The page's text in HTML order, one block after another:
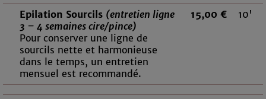
Epilation Sourcils (entretien ligne
3 – 4 semaines cire/pince)
Pour conserver une ligne de
sourcils nette et harmonieuse
dans le temps, un entretien
mensuel est recommandé.
15,00 € 10'